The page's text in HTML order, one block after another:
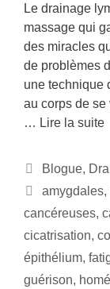
Le drainage
massage qui
des miracles
de problèmes
une technique
au corps de se
… Lire la suite
Blogue,
amygdales,
cancéreuses,
cicatrisation,
épithélium,
guérison,